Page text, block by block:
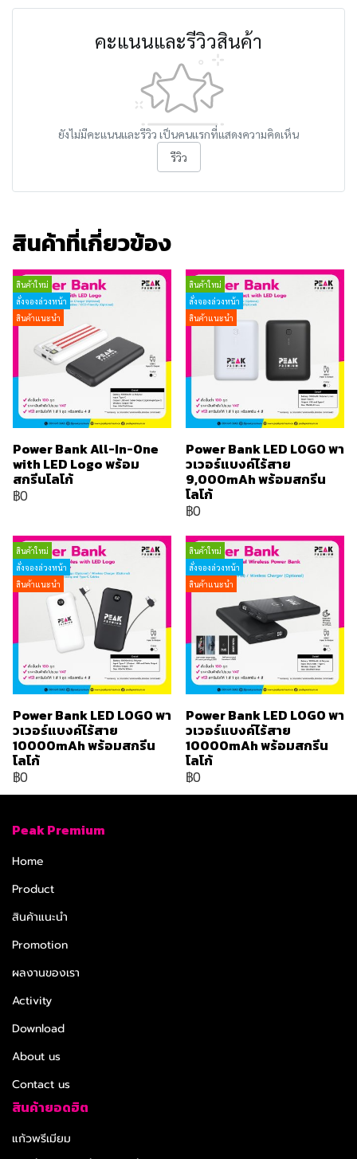
คะแนนและรีวิวสินค้า
ยังไม่มีคะแนนและรีวิว เป็นคนแรกที่แสดงความคิดเห็น
รีวิว
สินค้าที่เกี่ยวข้อง
สินค้าใหม่
สั่งจองล่วงหน้า
สินค้าแนะนำ
Power Bank All-In-One
with LED Logo พร้อม
สกรีนโลโก้
฿0
สินค้าใหม่
สั่งจองล่วงหน้า
สินค้าแนะนำ
Power Bank LED LOGO พา
วเวอร์แบงค์ไร้สาย
9,000mAh พร้อมสกรีน
โลโก้
฿0
สินค้าใหม่
สั่งจองล่วงหน้า
สินค้าแนะนำ
Power Bank LED LOGO พา
วเวอร์แบงค์ไร้สาย
10000mAh พร้อมสกรีน
โลโก้
฿0
สินค้าใหม่
สั่งจองล่วงหน้า
สินค้าแนะนำ
Power Bank LED LOGO พา
วเวอร์แบงค์ไร้สาย
10000mAh พร้อมสกรีน
โลโก้
฿0
Peak Premium
Home
Product
สินค้าแนะนำ
Promotion
ผลงานของเรา
Activity
Download
About us
Contact us
สินค้ายอดฮิต
แก้วพรีเมียม